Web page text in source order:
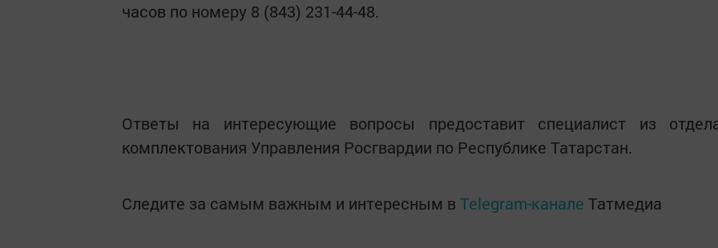
часов по номеру 8 (843) 231-44-48.
Ответы на интересующие вопросы предоставит специалист из
комплектования Управления Росгвардии по Республике Татарстан.
Следите за самым важным и интересным в Telegram-канале Татмедиа